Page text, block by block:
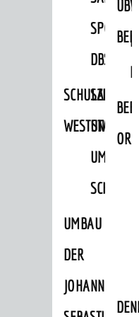
DBS
SCHULZENTRUM
WESTSTADT
UND
CHLOSS
UMBAU
DER
JOHANN-
ÜBER